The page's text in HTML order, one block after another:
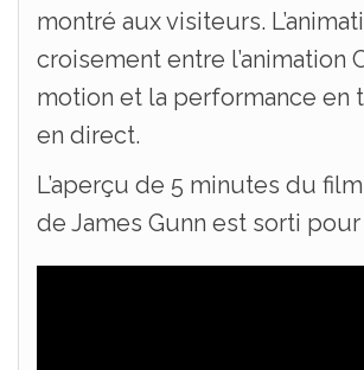
montré aux visiteurs.
croisement entre l’animation
motion et la performance en
en direct.
L’aperçu de 5 minutes du film
de James Gunn est sorti